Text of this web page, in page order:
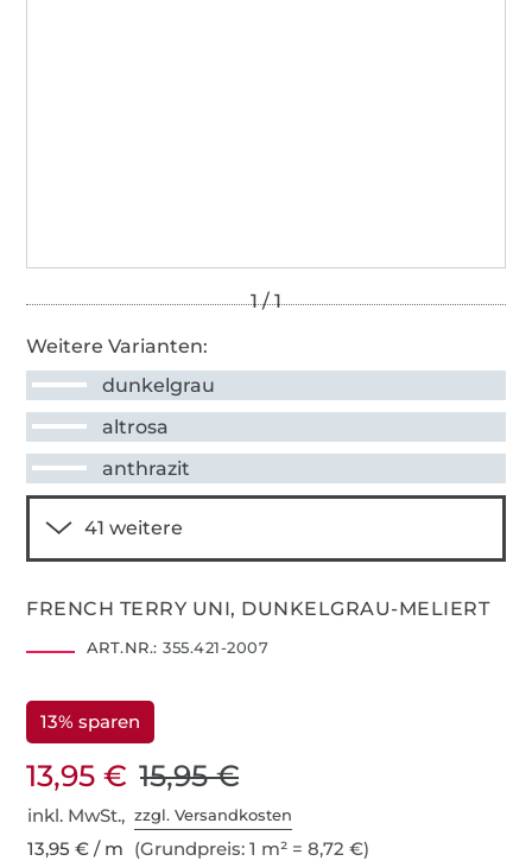
Weitere Varianten:
dunkelgrau
altrosa
anthrazit
FRENCH TERRY UNI, DUNKELGRAU-MELIERT
ART.NR.: 355.421-2007
13% sparen
13,95 € 15,95 €
inkl. MwSt.,zzgl. Versandkosten
13,95 € / m (Grundpreis: 1 m² = 8,72 €)